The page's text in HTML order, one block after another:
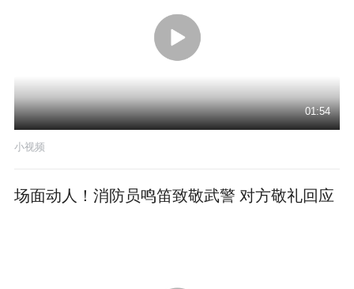
01:54
小视频
场面动人！消防员鸣笛致敬武警 对方敬礼回应